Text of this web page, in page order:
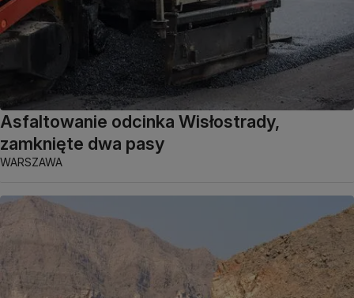
Asfaltowanie odcinka Wisłostrady,
zamknięte dwa pasy
WARSZAWA